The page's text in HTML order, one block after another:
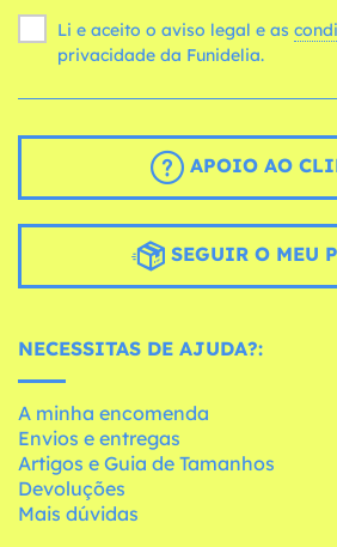
Li e aceito o aviso legal e as
privacidade da Funidelia.
APOIO AO
SEGUIR O MEU
NECESSITAS DE AJUDA?:
A minha encomenda
Envios e entregas
Artigos e Guia de Tamanhos
Devoluções
Mais dúvidas